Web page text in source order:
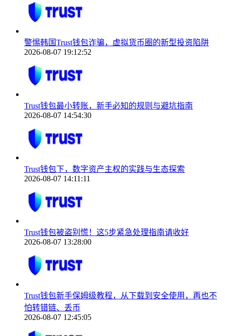
警惕韩国Trust钱包诈骗，虚拟货币圈的新型投资陷阱
2026-08-07 19:12:52
Trust钱包最小转账，新手必知的规则与避坑指南
2026-08-07 14:54:30
Trust钱包下，数字资产主权的实践与生态探索
2026-08-07 14:11:11
Trust钱包被盗别慌！这5步紧急处理指南请收好
2026-08-07 13:28:00
Trust钱包新手保姆级教程，从下载到安全使用，再也不
怕转错链、丢币
2026-08-07 12:45:05